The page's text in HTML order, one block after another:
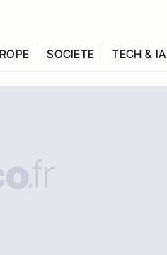
SOCIETE TECH & IA